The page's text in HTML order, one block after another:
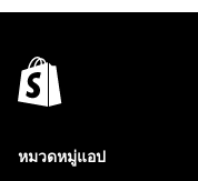
หมวดหมู่แอป